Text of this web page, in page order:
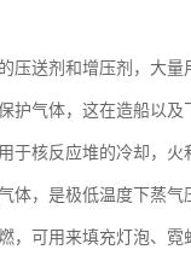
压送剂和增压剂，大量
护气体，这在造船以及
于核反应堆的冷却，
体，是极低温度下蒸气
，可用来填充灯泡、霓